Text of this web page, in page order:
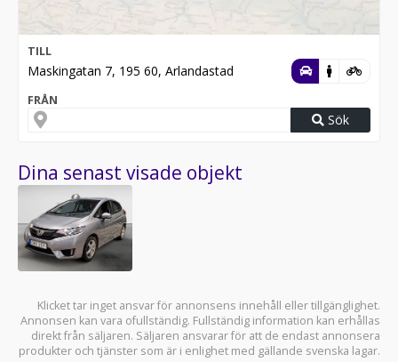
TILL
Maskingatan 7, 195 60, Arlandastad
FRÅN
Sök
Dina senast visade objekt
Klicket tar inget ansvar för annonsens innehåll eller tillgänglighet.
Annonsen kan vara ofullständig. Fullständig information kan erhållas
direkt från säljaren. Säljaren ansvarar för att de endast annonsera
produkter och tjänster som är i enlighet med gällande svenska lagar.